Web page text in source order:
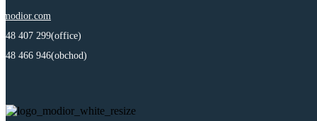
407 299(office)
466 946(obchod)